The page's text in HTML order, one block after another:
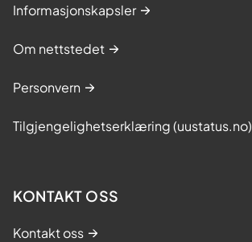
Informasjonskapsler
Om nettstedet
Personvern
Tilgjengelighetserklæring (uustatus.no)
KONTAKT OSS
Kontakt oss